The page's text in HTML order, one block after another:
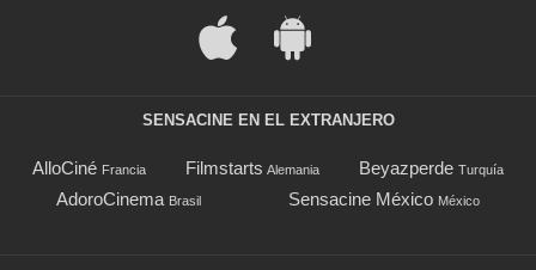
SENSACINE EN EL EXTRANJERO
AlloCiné Francia Filmstarts Alemania Beyazperde Turquía
AdoroCinema Brasil Sensacine México México